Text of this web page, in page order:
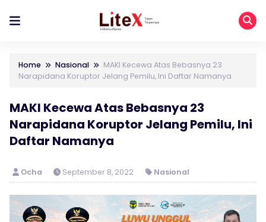
Home Nasional
MAKI Kecewa Atas Bebasnya 23
Narapidana Koruptor Jelang Pemilu, Ini Daftar Namanya
MAKI Kecewa Atas Bebasnya 23
Narapidana Koruptor Jelang Pemilu, Ini
Daftar Namanya
Ocha September 8, 2022 Nasional